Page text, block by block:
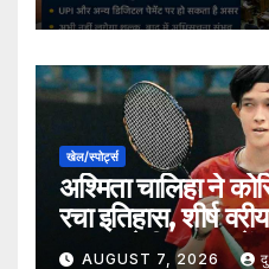
खेल/स्पोर्ट्स
अश्मिता चालिहा ने
रचा इतिहास, शीर्ष
हराकर सेमीफाइनल में
AUGUST 7, 2026